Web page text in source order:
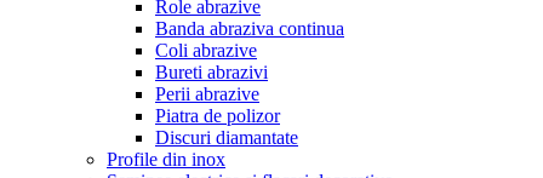
Role abrazive
Banda abraziva continua
Coli abrazive
Bureti abrazivi
Perii abrazive
Piatra de polizor
Discuri diamantate
Profile din inox